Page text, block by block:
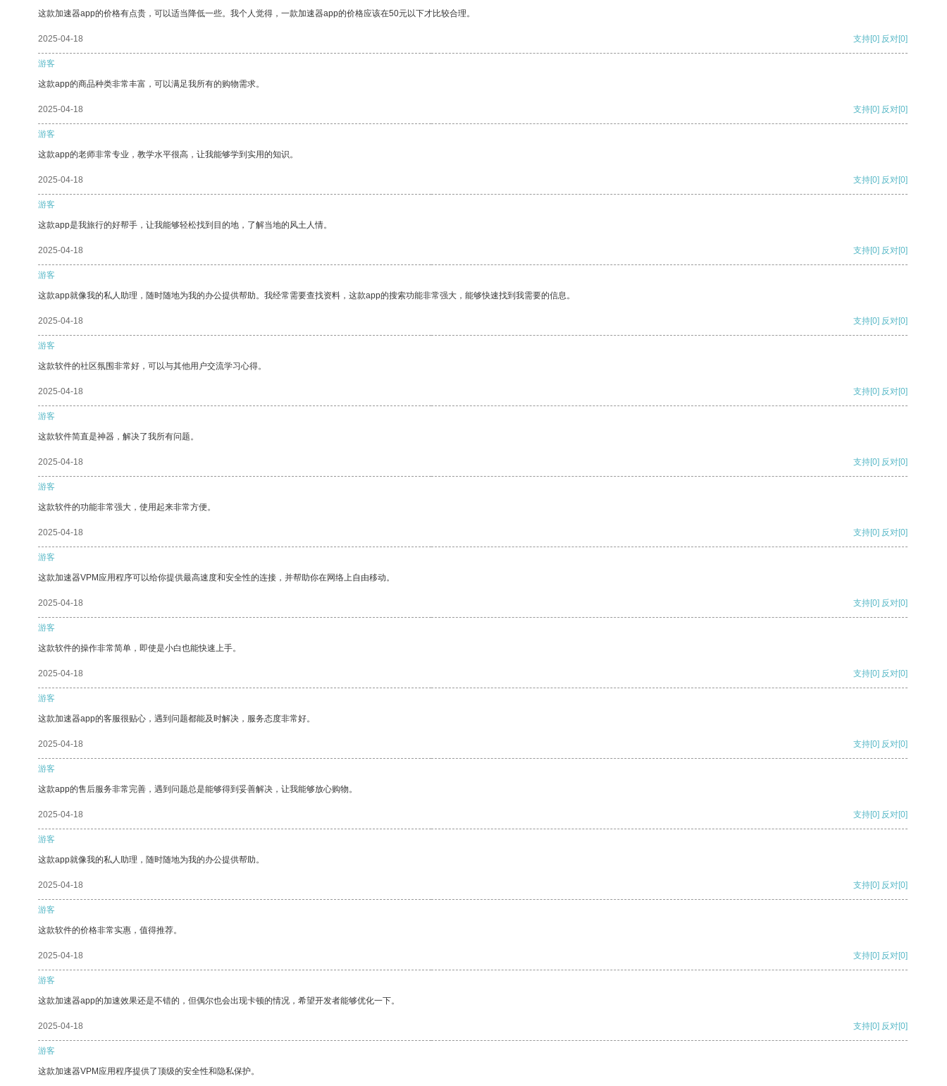
这款加速器app的价格有点贵，可以适当降低一些。我个人觉得，一款加速器app的价格应该在50元以下才比较合理。
2025-04-18 支持[0] 反对[0]
游客
这款app的商品种类非常丰富，可以满足我所有的购物需求。
2025-04-18 支持[0] 反对[0]
游客
这款app的老师非常专业，教学水平很高，让我能够学到实用的知识。
2025-04-18 支持[0] 反对[0]
游客
这款app是我旅行的好帮手，让我能够轻松找到目的地，了解当地的风土人情。
2025-04-18 支持[0] 反对[0]
游客
这款app就像我的私人助理，随时随地为我的办公提供帮助。我经常需要查找资料，这款app的搜索功能非常强大，能够快速找到我需要的信息。
2025-04-18 支持[0] 反对[0]
游客
这款软件的社区氛围非常好，可以与其他用户交流学习心得。
2025-04-18 支持[0] 反对[0]
游客
这款软件简直是神器，解决了我所有问题。
2025-04-18 支持[0] 反对[0]
游客
这款软件的功能非常强大，使用起来非常方便。
2025-04-18 支持[0] 反对[0]
游客
这款加速器VPM应用程序可以给你提供最高速度和安全性的连接，并帮助你在网络上自由移动。
2025-04-18 支持[0] 反对[0]
游客
这款软件的操作非常简单，即使是小白也能快速上手。
2025-04-18 支持[0] 反对[0]
游客
这款加速器app的客服很贴心，遇到问题都能及时解决，服务态度非常好。
2025-04-18 支持[0] 反对[0]
游客
这款app的售后服务非常完善，遇到问题总是能够得到妥善解决，让我能够放心购物。
2025-04-18 支持[0] 反对[0]
游客
这款app就像我的私人助理，随时随地为我的办公提供帮助。
2025-04-18 支持[0] 反对[0]
游客
这款软件的价格非常实惠，值得推荐。
2025-04-18 支持[0] 反对[0]
游客
这款加速器app的加速效果还是不错的，但偶尔也会出现卡顿的情况，希望开发者能够优化一下。
2025-04-18 支持[0] 反对[0]
游客
这款加速器VPM应用程序提供了顶级的安全性和隐私保护。